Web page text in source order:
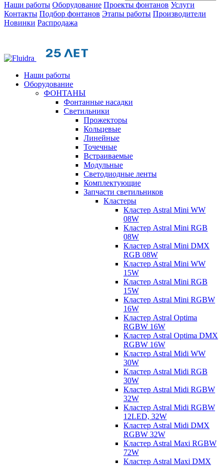
Наши работы Оборудование Проекты фонтанов Услуги
Контакты Подбор фонтанов Этапы работы Производители
Новинки Распродажа
Наши работы
Оборудование
ФОНТАНЫ
Фонтанные насадки
Cветильники
Прожекторы
Кольцевые
Линейные
Точечные
Встраиваемые
Модульные
Светодиодные ленты
Комплектующие
Запчасти светильников
Кластеры
Кластер Astral Mini WW
08W
Кластер Astral Mini RGB
08W
Кластер Astral Mini DMX
RGB 08W
Кластер Astral Mini WW
15W
Кластер Astral Mini RGB
15W
Кластер Astral Mini RGBW
16W
Кластер Astral Optima
RGBW 16W
Кластер Astral Optima DMX
RGBW 16W
Кластер Astral Midi WW
30W
Кластер Astral Midi RGB
30W
Кластер Astral Midi RGBW
32W
Кластер Astral Midi RGBW
12LED, 32W
Кластер Astral Midi DMX
RGBW 32W
Кластер Astral Maxi RGBW
72W
Кластер Astral Maxi DMX